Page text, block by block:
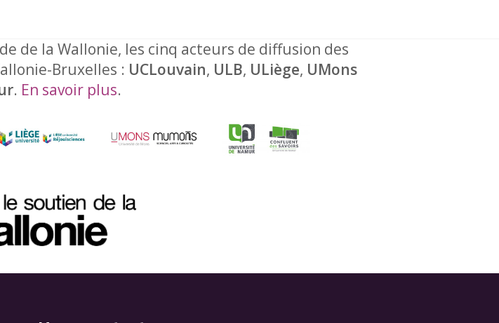
de la Wallonie, les cinq acteurs de diffusion des
Bruxelles : UCLouvain, ULB, ULiège, UMons
. En savoir plus.